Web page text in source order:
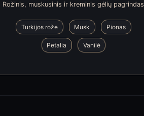
Rožinis, muskusinis ir kreminis gėlių pagrindas
Turkijos rožė Musk Pionas
Petalia Vanilė